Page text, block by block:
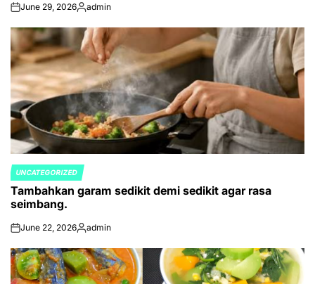
onJune 29, 2026Posted
admin
POSTED
IN
UNCATEGORIZED
Tambahkan garam sedikit demi sedikit agar rasa
seimbang.
onJune 22, 2026Posted
admin